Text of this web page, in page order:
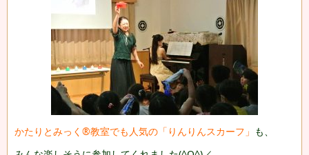
かたりとみっく®教室でも人気の「りんりんスカーフ」 も、